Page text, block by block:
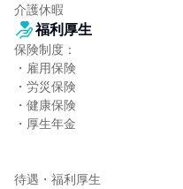
介護休暇
福利厚生
保険制度：
・雇用保険
・労災保険
・健康保険
・厚生年金
待遇・福利厚生